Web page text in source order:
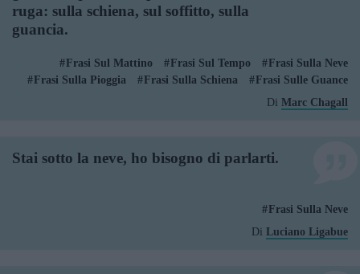
ruga: sulla schiena, sul soffitto, sulla
guancia.
Frasi Sul Mattino Frasi Sul Tempo
Frasi Sulla Neve
Frasi Sulla Pioggia
Frasi Sulla Schiena
Frasi Sulle Guance
Di Marc Chagall
Stai sotto la neve, ho bisogno di parlarti.
Frasi Sulla Neve
Di Luciano Ligabue